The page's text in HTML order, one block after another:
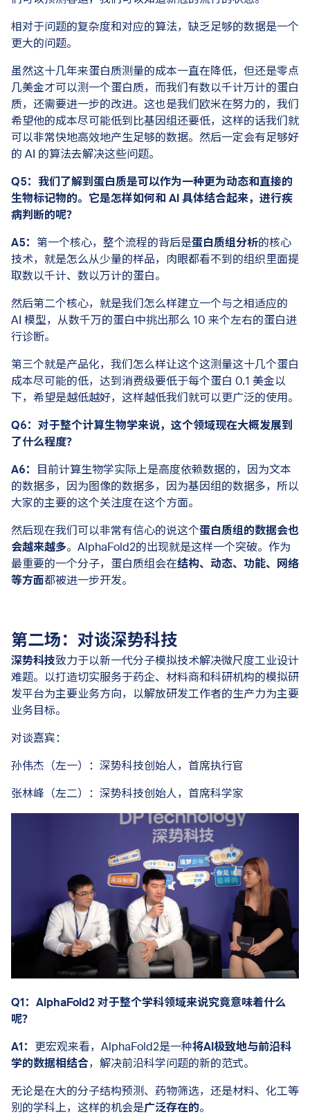
相对于问题的复杂度和对应的算法，缺乏足够的数据是一个
更大的问题。
虽然这十几年来蛋白质测量的成本一直在降低，但还是零点
几美金才可以测一个蛋白质，而我们有数以千计万计的蛋白
质，还需要进一步的改进。这也是我们欧米在努力的，我们
希望他的成本尽可能低到比基因组还要低，这样的话我们就
可以非常快地高效地产生足够的数据。然后一定会有足够好
的 AI 的算法去解决这些问题。
Q5：我们了解到蛋白质是可以作为一种更为动态和直接的
生物标记物的。它是怎样如何和 AI 具体结合起来，进行疾
病判断的呢？
A5： 第一个核心，整个流程的背后是蛋白质组分析的核心
技术，就是怎么从少量的样品，肉眼都看不到的组织里面提
取数以千计、数以万计的蛋白。
然后第二个核心，就是我们怎么样建立一个与之相适应的
AI 模型，从数千万的蛋白中挑出那么 10 来个左右的蛋白进
行诊断。
第三个就是产品化，我们怎么样让这个这测量这十几个蛋白
成本尽可能的低，达到消费级要低于每个蛋白 0.1 美金以
下，希望是越低越好，这样越低我们就可以更广泛的使用。
Q6：对于整个计算生物学来说，这个领域现在大概发展到
了什么程度？
A6：
目前计算生物学实际上是高度依赖数据的，因为文本
的数据多，因为图像的数据多，因为基因组的数据多，所以
大家的主要的这个关注度在这个方面。
然后现在我们可以非常有信心的说这个蛋白质组的数据会也
会越来越多。AlphaFold2的出现就是这样一个突破。作为
最重要的一个分子，蛋白质组会在结构、动态、功能、网络
等方面都被进一步开发。
第二场：对谈深势科技
深势科技致力于以新一代分子模拟技术解决微尺度工业设计
难题。以打造切实服务于药企、材料商和科研机构的模拟研
发平台为主要业务方向，以解放研发工作者的生产力为主要
业务目标。
对谈嘉宾：
孙伟杰（左一）：深势科技创始人，首席执行官
张林峰（左二）：深势科技创始人，首席科学家
Q1：AlphaFold2 对于整个学科领域来说究竟意味着什么
呢？
A1： 更宏观来看，AlphaFold2是一种将AI极致地与前沿科
学的数据相结合，解决前沿科学问题的新的范式。
无论是在大的分子结构预测、药物筛选，还是材料、化工等
别的学科上，这样的机会是广泛存在的。